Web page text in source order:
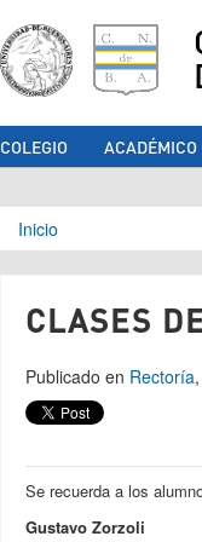
COLEGIO ACADÉMICO
Se
Inicio
CLASES
Publicado en Rectoría
Se recuerda a los
Gustavo Zorzoli